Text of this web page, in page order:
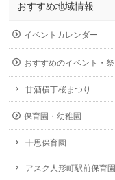
おすすめ地域情報
イベントカレンダー
おすすめのイベント・祭
甘酒横丁桜まつり
保育園・幼稚園
十思保育園
アスク人形町駅前保育園